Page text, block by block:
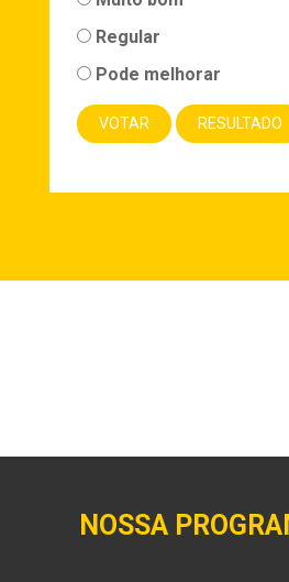
Regular
Pode melhorar
NOSSA